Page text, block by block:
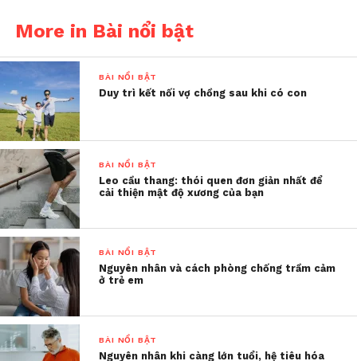
không có
Tối qua, trước khi đi ngủ, con gái tôi nói, ước gì
con có một con ngựa Pony thiệt to, thiệt đẹp.
Sau đó thở dài: “
ước đó.
Tôi chỉ cười.
Bởi tôi biết, nếu con gái tôi có được món đồ chơi ấy
thì bé cũng chỉ vui trong vòng vài phút. Sau đó, lại
ước có món khác mà thôi.
Tôi cũng vậy, lúc còn đi làm ngày 8 tiếng, sáng nào
tôi cũng uể oải. Tôi ước gì được nghỉ nguyên ngày
để ngủ cho đã. Thậm chí, có giai đoạn mệt mỏi, tôi
còn mong được nghỉ không lương 2 tuần để ở nhà
More in Bài nổi bật
BÀI NỔI BẬT
Duy trì kết nối vợ chồng sau khi có con
BÀI NỔI BẬT
Leo cầu thang: thói quen đơn giản nhất để
cải thiện mật độ xương của bạn
BÀI NỔI BẬT
Nguyên nhân và cách phòng chống trầm cảm
ở trẻ em
BÀI NỔI BẬT
Nguyên nhân khi càng lớn tuổi, hệ tiêu hóa